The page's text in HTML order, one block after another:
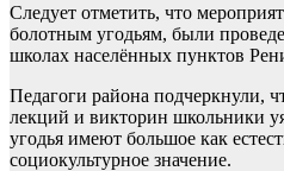
Следует отметить, что
болотным угодьям, были
школах населённых пунктов
Педагоги района подчеркнули,
лекций и викторин школьники
угодья имеют большое как
социокультурное значение.